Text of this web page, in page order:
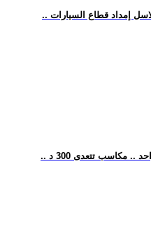
إمداد قطاع السيارات
.. مكاسب تتعدى 300 د